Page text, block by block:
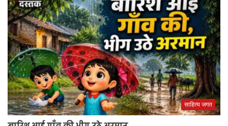
साहित्य जगत